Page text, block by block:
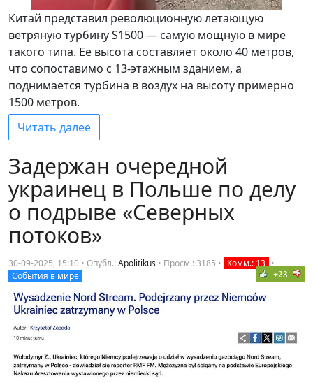
Китай представил революционную летающую
ветряную турбину S1500 — самую мощную в мире
такого типа. Ее высота составляет около 40 метров,
что сопоставимо с 13-этажным зданием, а
поднимается турбина в воздух на высоту примерно
1500 метров.
Читать далее
Задержан очередной
украинец в Польше по делу
о подрыве «Северных
потоков»
30-09-2025, 15:10 • Опубл.:Apolitikus • Просм.: 3185 • Комм.: 13 •
События в мире
+23